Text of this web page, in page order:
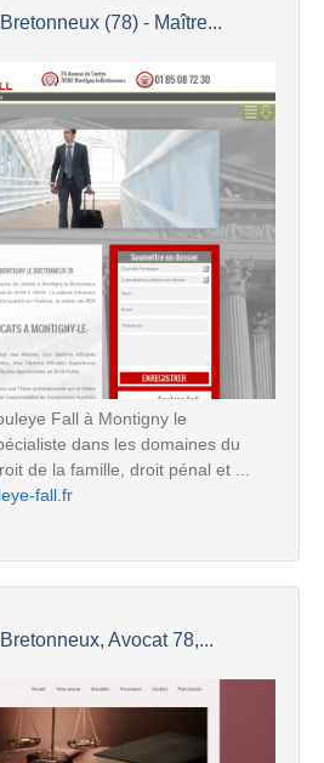
(78) - Maître...
Fall à Montigny le
dans les domaines du
de la famille, droit pénal et ...
fall.fr
Avocat 78,...